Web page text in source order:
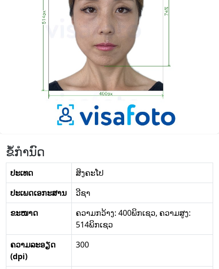
ຂໍ້ກໍານົດ
ປະເທດ
ສິງຄະໂປ
ປະເພດເອກະສານ
ວີຊາ
ຂະໜາດ
ຄວາມກວ້າງ: 400ພິກເຊວ, ຄວາມສູງ:
514ພິກເຊວ
ຄວາມລະອຽດ
(dpi)
300